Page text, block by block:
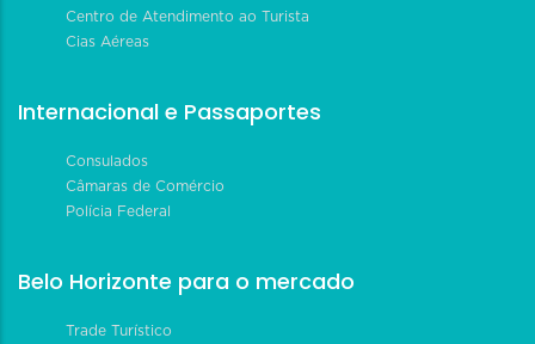
Centro de Atendimento ao Turista
Cias Aéreas
Internacional e Passaportes
Consulados
Câmaras de Comércio
Polícia Federal
Belo Horizonte para o mercado
Trade Turístico